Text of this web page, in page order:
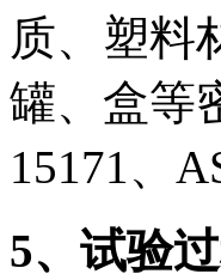
质、塑料
罐、盒等
15171、
5、试验